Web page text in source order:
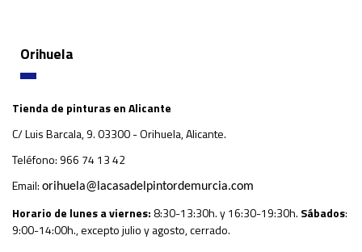
Orihuela
Tienda de pinturas en Alicante
C/ Luis Barcala, 9. 03300 - Orihuela, Alicante.
Teléfono: 966 74 13 42
Email: orihuela@lacasadelpintordemurcia.com
Horario de lunes a viernes: 8:30-13:30h. y 16:30-19:30h. Sábados:
9:00-14:00h., excepto julio y agosto, cerrado.